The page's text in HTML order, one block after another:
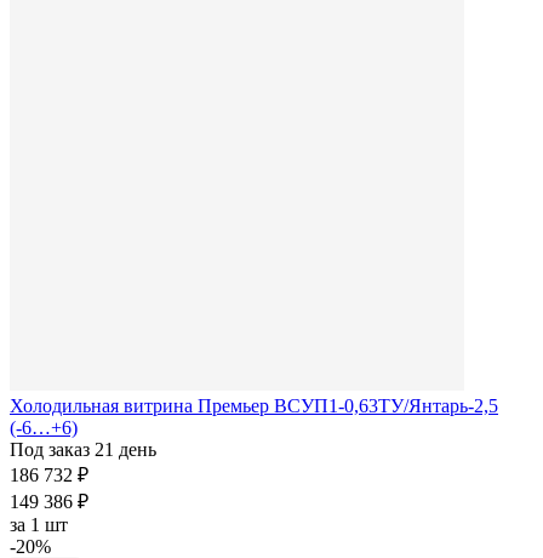
Холодильная витрина Премьер ВСУП1-0,63ТУ/Янтарь-2,5
(-6…+6)
Под заказ 21 день
186 732 ₽
149 386 ₽
за 1 шт
-20%